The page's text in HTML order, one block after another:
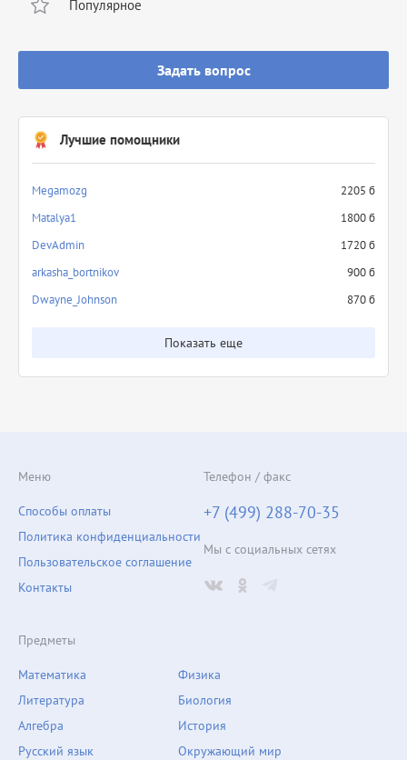
Популярное
Задать вопрос
Лучшие помощники
Megamozg
2205 б
Matalya1
1800 б
DevAdmin
1720 б
arkasha_bortnikov
900 б
Dwayne_Johnson
870 б
Показать еще
Предметы
Математика
Литература
Алгебра
Русский язык
Физика
Биология
История
Окружающий мир
Меню
Способы оплаты
Политика конфиденциальности
Пользовательское соглашение
Контакты
Телефон / факс
+7 (499) 288-70-35
Мы с социальных сетях